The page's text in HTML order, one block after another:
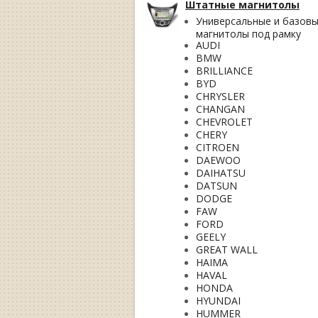
Штатные магнитолы
Универсальные и
магнитолы под рамку
AUDI
BMW
BRILLIANCE
BYD
CHRYSLER
CHANGAN
CHEVROLET
CHERY
CITROEN
DAEWOO
DAIHATSU
DATSUN
DODGE
FAW
FORD
GEELY
GREAT WALL
HAIMA
HAVAL
HONDA
HYUNDAI
HUMMER